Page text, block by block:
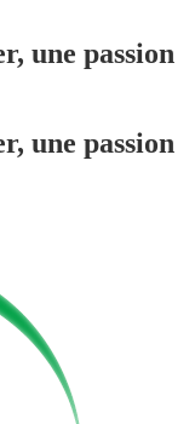
une passion
une passion